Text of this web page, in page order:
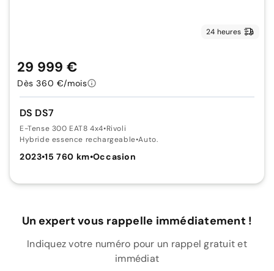
24 heures
DS DS7
E-Tense 300 EAT8 4x4•Rivoli
Hybride essence rechargeable•Auto.
2023•15 760 km•Occasion
29 999 €
Dès 360 €/mois
Un expert vous rappelle immédiatement !
Indiquez votre numéro pour un rappel gratuit et
immédiat